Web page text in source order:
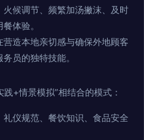
候调节、频繁加汤撇沫、及时
体验。
营造本地亲切感与确保外地顾客
员的独特技能。
+情景模拟”相结合的模式：
礼仪规范、餐饮知识、食品安全